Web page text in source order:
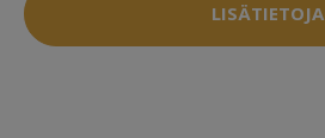
LISÄTIETOJA